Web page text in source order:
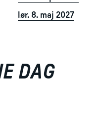
lør. 8. maj 2027
DAG